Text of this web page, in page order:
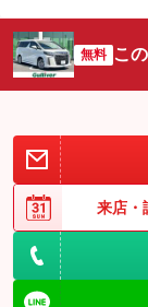
無料 こ
来店・